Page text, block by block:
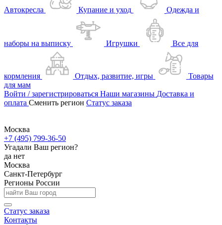
Автокресла Купание и уход Одежда и
наборы на выписку Игрушки Все для
кормления Отдых, развитие, игры
Товары
для мам
Войти / зарегистрироваться Наши магазины Доставка и
оплата Сменить регион Статус заказа
Москва
+7 (495) 799-36-50
Угадали Ваш регион?
да нет
Москва
Санкт-Петербург
Регионы России
Статус заказа
Контакты